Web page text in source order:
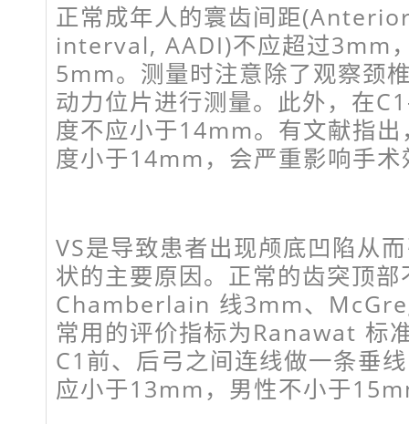
正常成年人的寰齿间距
interval, AADI)不应超过3mm
5mm。测量时注意除了观察颈
动力位片进行测量。此外，在
度不应小于14mm。有文献指
度小于14mm，会严重影响手术
VS是导致患者出现颅底凹陷从
状的主要原因。正常的齿突顶部
Chamberlain 线3mm、
常用的评价指标为Ranawat 标
C1前、后弓之间连线做一条垂
应小于13mm，男性不小于